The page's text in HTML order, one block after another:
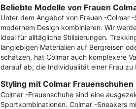
Beliebte Modelle von Frauen
Unter dem Angebot von Frauen -Colmar
modernem Design kombinieren. Wir
ideal für alltägliche Stilisierungen.
langlebigen Materialien auf Bergreisen
schätzen, hat Colmar auch komplexere
darauf ab, die Individualität einer Frau
Styling mit Colmar Frauenschuhen
Colmar -Frauenschuhe sind eine
Sportkombinationen. Colmar -Sneakers